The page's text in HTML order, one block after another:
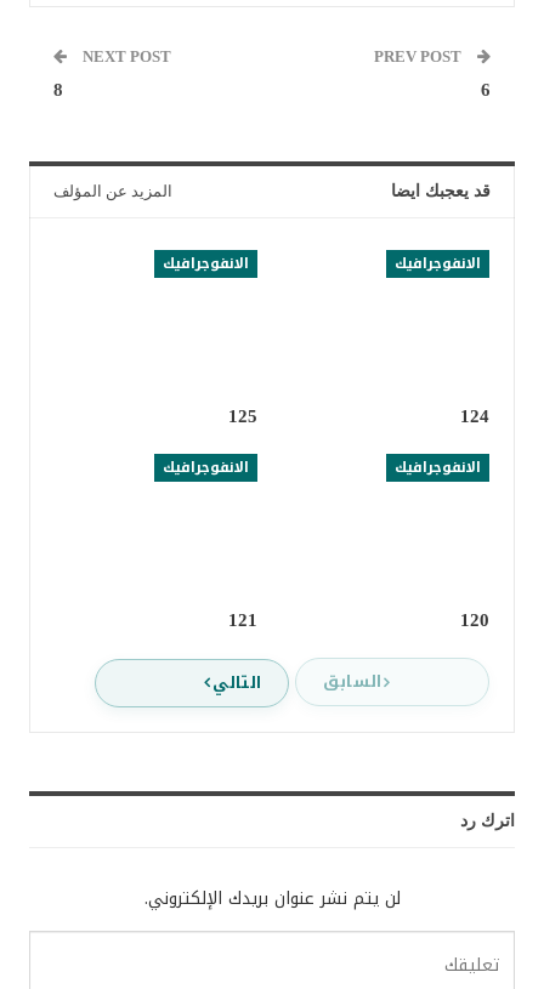
6
NEXT POST
8
قد يعجبك ايضا المزيد عن المؤلف
الانفوجرافيك
124
الانفوجرافيك
125
الانفوجرافيك
120
الانفوجرافيك
121
السابق التالي
اترك رد
لن يتم نشر عنوان بريدك الإلكتروني.